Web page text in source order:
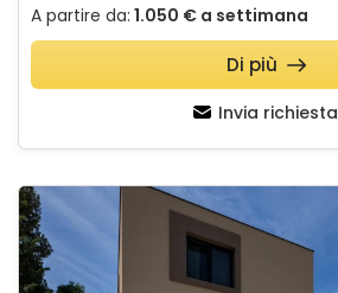
A partire da: 1.050 € a settimana
Invia richiesta
Di più
Villa D Cube